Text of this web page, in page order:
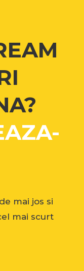
mai jos si
mai scurt